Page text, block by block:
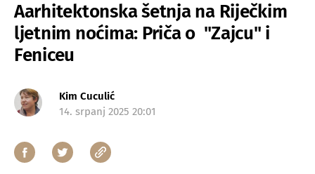
Aarhitektonska šetnja na Riječkim
ljetnim noćima: Priča o "Zajcu" i
Feniceu
Kim Cuculić
14. srpanj 2025 20:01